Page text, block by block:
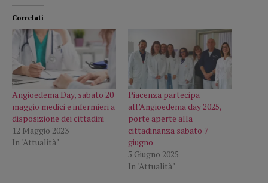
Correlati
Angioedema Day, sabato 20
maggio medici e infermieri a
disposizione dei cittadini
12 Maggio 2023
In "Attualità"
Piacenza partecipa
all’Angioedema day 2025,
porte aperte alla
cittadinanza sabato 7
giugno
5 Giugno 2025
In "Attualità"